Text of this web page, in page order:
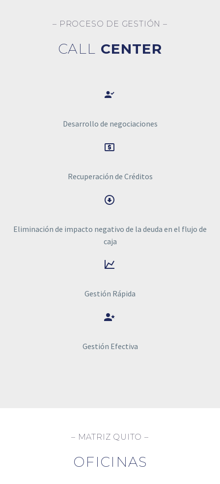
– PROCESO DE GESTIÓN –
CALL CENTER


Desarrollo de negociaciones


Recuperación de Créditos


Eliminación de impacto negativo de la deuda en el flujo de
caja


Gestión Rápida


Gestión Efectiva
– MATRIZ QUITO –
OFICINAS